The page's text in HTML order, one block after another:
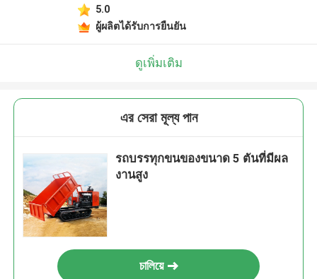
5.0
ผู้ผลิตได้รับการยืนยัน
ดูเพิ่มเติม
এর সেরা মূল্য পান
รถบรรทุกขนของขนาด 5 ตันที่มีผล
งานสูง
চালিয়ে